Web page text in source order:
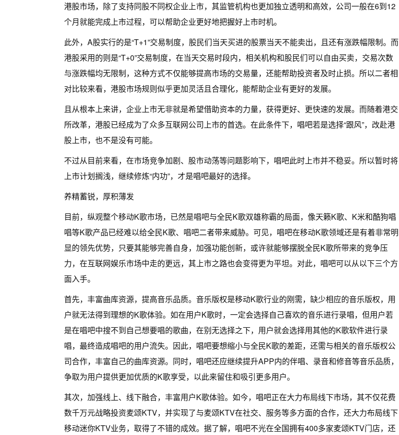
港股市场，除了支持同股不同权企业上市，其监管机构也更加独立透明和高效，公司一般在6到12
个月就能完成上市过程，可以帮助企业更好地把握好上市时机。
此外，A股实行的是“T+1”交易制度，股民们当天买进的股票当天不能卖出，且还有涨跌幅限制。而
港股采用的则是“T+0”交易制度，在当天交易时段内，相关机构和股民们可以自由买卖，交易次数
与涨跌幅均无限制，这种方式不仅能够提高市场的交易量，还能帮助投资者及时止损。所以二者相
对比较来看，港股市场规则似乎更加灵活且合理化，能帮助企业有更好的发展。
且从根本上来讲，企业上市无非就是希望借助资本的力量，获得更好、更快速的发展。而随着港交
所改革，港股已经成为了众多互联网公司上市的首选。在此条件下，唱吧若是选择“跟风”，改赴港
股上市，也不是没有可能。
不过从目前来看，在市场竞争加剧、股市动荡等问题影响下，唱吧此时上市并不稳妥。所以暂时将
上市计划搁浅，继续修炼“内功”，才是唱吧最好的选择。
养精蓄锐，厚积薄发
目前，纵观整个移动K歌市场，已然是唱吧与全民K歌双雄称霸的局面，像天籁K歌、K米和酷狗唱
唱等K歌产品已经难以给全民K歌、唱吧二者带来威胁。可见，唱吧在移动K歌领域还是有着非常明
显的领先优势，只要其能够完善自身，加强功能创新，或许就能够摆脱全民K歌所带来的竞争压
力，在互联网娱乐市场中走的更远，其上市之路也会变得更为平坦。对此，唱吧可以从以下三个方
面入手。
首先，丰富曲库资源，提高音乐品质。音乐版权是移动K歌行业的刚需，缺少相应的音乐版权，用
户就无法得到理想的K歌体验。如在用户K歌时，一定会选择自己喜欢的音乐进行录唱，但用户若
是在唱吧中搜不到自己想要唱的歌曲，在别无选择之下，用户就会选择用其他的K歌软件进行录
唱，最终造成唱吧的用户流失。因此，唱吧要想缩小与全民K歌的差距，还需与相关的音乐版权公
司合作，丰富自己的曲库资源。同时，唱吧还应继续提升APP内的伴唱、录音和修音等音乐品质，
争取为用户提供更加优质的K歌享受，以此来留住和吸引更多用户。
其次，加强线上、线下融合，丰富用户K歌体验。如今，唱吧正在大力布局线下市场，其不仅花费
数千万元战略投资麦颂KTV，并实现了与麦颂KTV在社交、服务等多方面的合作，还大力布局线下
移动迷你KTV业务，取得了不错的成效。据了解，唱吧不光在全国拥有400多家麦颂KTV门店，还